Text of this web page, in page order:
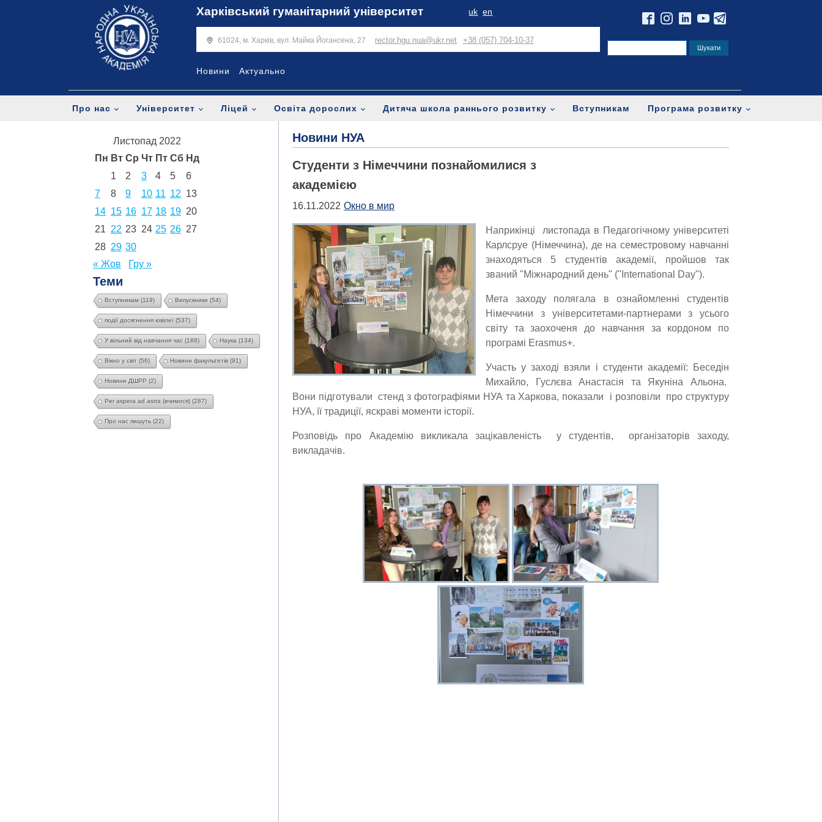
Харківський гуманітарний університет uk en
61024, м. Харків, вул. Майка Йогансена, 27 rector.hgu.nua@ukr.net +38 (057) 704-10-37
Новини Актуально
Про нас Університет Ліцей Освіта дорослих Дитяча школа раннього розвитку Вступникам Програма розвитку
Листопад 2022
Пн Вт Ср Чт Пт Сб Нд
1
2 3 4 5
6
7
8 9 10 11 12 13
14 15 16 17 18 19 20
21 22 23 24 25 26 27
28 29 30
« Жов
Гру »
Теми
Вступникам (119) Випускники (54)
події досягнення ювілеї (537)
У вільний від навчання час (188) Наука (134)
Вікно у світ (56) Новини факультетів (91)
Новини ДШРР (2)
Per aspera ad astra (вчимося) (287)
Про нас пишуть (22)
Новини НУА
Студенти з Німеччини познайомилися з
академією
16.11.2022 Окно в мир
Наприкінці листопада в Педагогічному університеті
Карлсруе (Німеччина), де на семестровому навчанні
знаходяться 5 студентів академії, пройшов так
званий "Міжнародний день" ("International Day").
Мета заходу полягала в ознайомленні студентів
Німеччини з університетами-партнерами з усього
світу та заохоченя до навчання за кордоном по
програмі Erasmus+.
Участь у заході взяли і студенти академії: Беседін
Михайло, Гуслєва Анастасія та Якуніна Альона.
Вони підготували стенд з фотографіями НУА та Харкова, показали і розповіли про структуру
НУА, її традиції, яскраві моменти історії.
Розповідь про Академію викликала зацікавленість у студентів, організаторів заходу,
викладачів.